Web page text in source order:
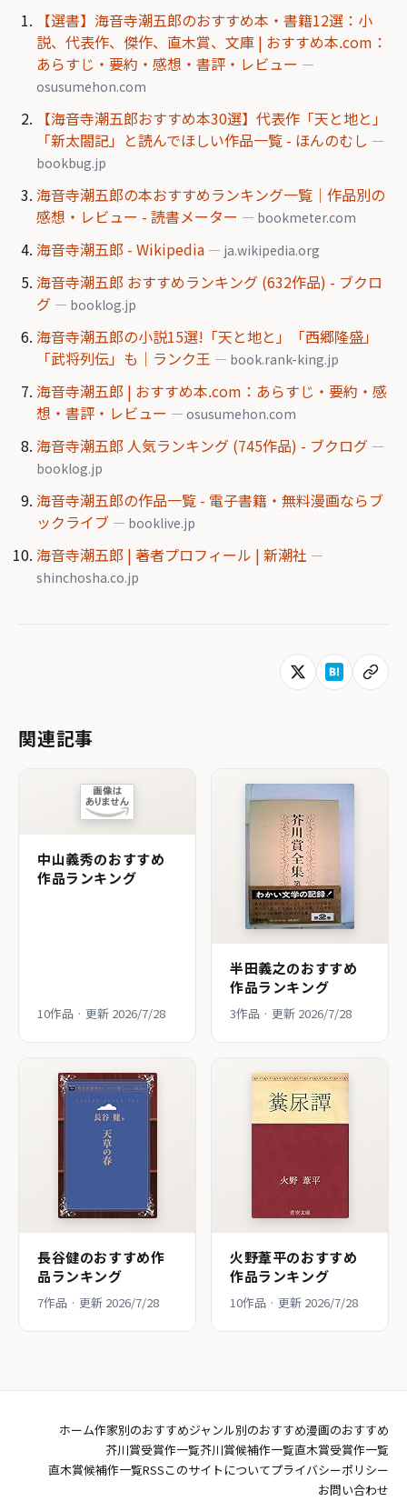
【選書】海音寺潮五郎のおすすめ本・書籍12選：小
説、代表作、傑作、直木賞、文庫 | おすすめ本.com：
あらすじ・要約・感想・書評・レビュー —
osusumehon.com
【海音寺潮五郎おすすめ本30選】代表作「天と地と」
「新太閤記」と読んでほしい作品一覧 - ほんのむし —
bookbug.jp
海音寺潮五郎の本おすすめランキング一覧｜作品別の
感想・レビュー - 読書メーター — bookmeter.com
海音寺潮五郎 - Wikipedia — ja.wikipedia.org
海音寺潮五郎 おすすめランキング (632作品) - ブクロ
グ — booklog.jp
海音寺潮五郎の小説15選!「天と地と」「西郷隆盛」
「武将列伝」も｜ランク王 — book.rank-king.jp
海音寺潮五郎 | おすすめ本.com：あらすじ・要約・感
想・書評・レビュー — osusumehon.com
海音寺潮五郎 人気ランキング (745作品) - ブクログ —
booklog.jp
海音寺潮五郎の作品一覧 - 電子書籍・無料漫画ならブ
ックライブ — booklive.jp
海音寺潮五郎 | 著者プロフィール | 新潮社 —
shinchosha.co.jp
関連記事
中山義秀のおすすめ
作品ランキング
10作品 · 更新 2026/7/28
半田義之のおすすめ
作品ランキング
3作品 · 更新 2026/7/28
長谷健のおすすめ作
品ランキング
7作品 · 更新 2026/7/28
火野葦平のおすすめ
作品ランキング
10作品 · 更新 2026/7/28
ホーム作家別のおすすめジャンル別のおすすめ漫画のおすすめ
芥川賞受賞作一覧芥川賞候補作一覧直木賞受賞作一覧
直木賞候補作一覧RSSこのサイトについてプライバシーポリシー
お問い合わせ